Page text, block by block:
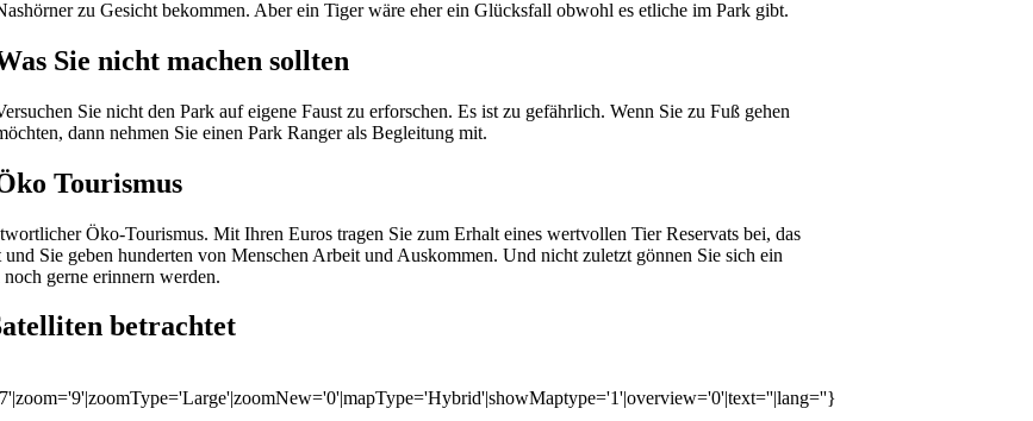
zu Gesicht bekommen. Aber ein Tiger wäre eher ein Glücksfall obwohl es etliche im Park gibt.
Sie nicht machen sollten
Sie nicht den Park auf eigene Faust zu erforschen. Es ist zu gefährlich. Wenn Sie zu Fuß gehen
dann nehmen Sie einen Park Ranger als Begleitung mit.
Tourismus
Öko-Tourismus. Mit Ihren Euros tragen Sie zum Erhalt eines wertvollen Tier Reservats bei, das
Sie geben hunderten von Menschen Arbeit und Auskommen. Und nicht zuletzt gönnen Sie sich ein
gerne erinnern werden.
betrachtet